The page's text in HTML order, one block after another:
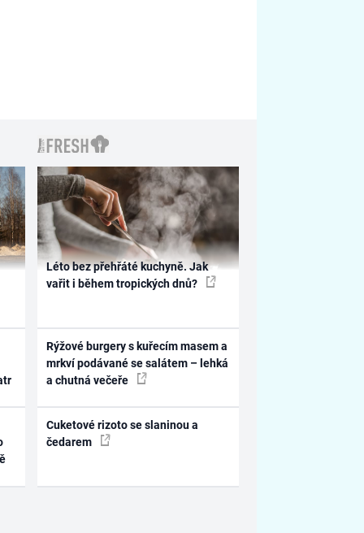
Léto bez přehřáté kuchyně. Jak
vařit i během tropických dnů?
Rýžové burgery s kuřecím masem a
mrkví podávané se salátem – lehká
a chutná večeře
Cuketové rizoto se slaninou a
čedarem